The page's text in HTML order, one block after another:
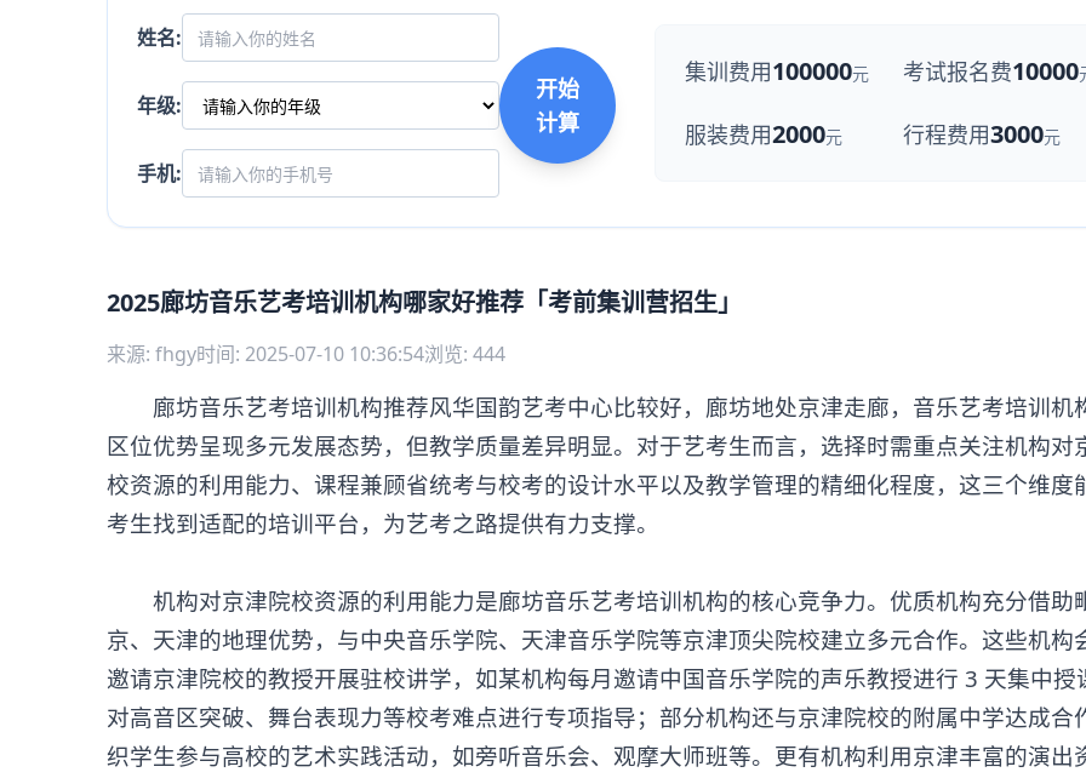
姓名:
年级:
手机:
开始
计算
集训费用100000元 考试报名费10000
服装费用2000元 行程费用3000元
2025廊坊音乐艺考培训机构哪家好推荐「考前集训营招生」
来源: fhgy时间: 2025-07-10 10:36:54浏览: 444
廊坊音乐艺考培训机构推荐风华国韵艺考中心比较好，廊坊地处京津走廊，音乐艺考培训机
区位优势呈现多元发展态势，但教学质量差异明显。对于艺考生而言，选择时需重点关注机构对
校资源的利用能力、课程兼顾省统考与校考的设计水平以及教学管理的精细化程度，这三个维度
考生找到适配的培训平台，为艺考之路提供有力支撑。
机构对京津院校资源的利用能力是廊坊音乐艺考培训机构的核心竞争力。优质机构充分借助
京、天津的地理优势，与中央音乐学院、天津音乐学院等京津顶尖院校建立多元合作。这些机构
邀请京津院校的教授开展驻校讲学，如某机构每月邀请中国音乐学院的声乐教授进行 3 天集中授
对高音区突破、舞台表现力等校考难点进行专项指导；部分机构还与京津院校的附属中学达成合
织学生参与高校的艺术实践活动，如旁听音乐会、观摩大师班等。更有机构利用京津丰富的演出